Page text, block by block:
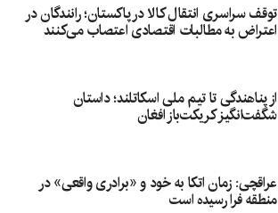
توقف سراسری انتقال کالا در پاکستان؛ رانندگان در
اعتراض به مطالبات اقتصادی اعتصاب می‌کنند
از پناهندگی تا تیم ملی اسکاتلند؛ داستان
شگفت‌انگیز کریکت‌باز افغان
عراقچی: زمان اتکا به خود و «برادری واقعی» در
منطقه فرا رسیده است